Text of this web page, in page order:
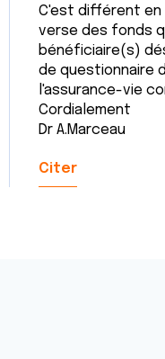
C'est différent en
verse des fonds
bénéficiaire(s)
de questionnaire
l'assurance-vie
Cordialement
Dr A.Marceau
Citer